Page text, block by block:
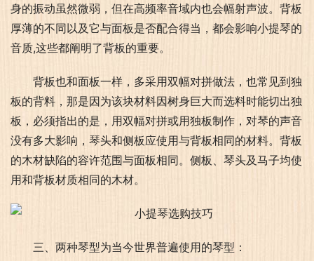
身的振动虽然微弱，但在高频率音域内也会幅射声波。背板
厚薄的不同以及它与面板是否配合得当，都会影响小提琴的
音质,这些都阐明了背板的重要。
背板也和面板一样，多采用双幅对拼做法，也常见到独
板的背料，那是因为该块材料因树身巨大而选料时能切出独
板，必须指出的是，用双幅对拼或用独板制作，对琴的声音
没有多大影响，琴头和侧板应使用与背板相同的材料。背板
的木材缺陷的容许范围与面板相同。侧板、琴头及马子均使
用和背板材质相同的木材。
三、两种琴型为当今世界普遍使用的琴型：